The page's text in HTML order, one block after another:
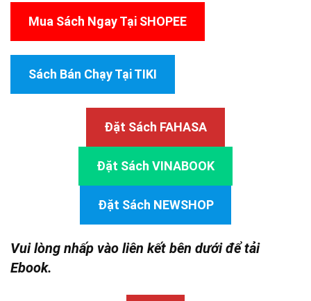
Mua Sách Ngay Tại SHOPEE
Sách Bán Chạy Tại TIKI
Đặt Sách FAHASA
Đặt Sách VINABOOK
Đặt Sách NEWSHOP
Vui lòng nhấp vào liên kết bên dưới để tải
Ebook.